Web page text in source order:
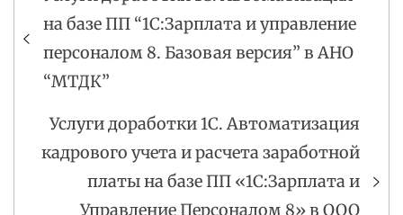
по
записям
на базе ПП “1С:Зарплата и управление
персоналом 8. Базовая версия” в АНО
“МТДК”
Услуги доработки 1С. Автоматизация
кадрового учета и расчета заработной
платы на базе ПП «1С:Зарплата и
Управление Персоналом 8» в ООО